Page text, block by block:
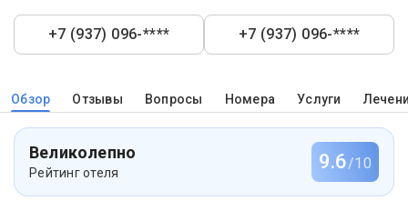
+7 (937) 096-**** +7 (937) 096-****
Обзор Отзывы Вопросы Номера Услуги
Великолепно
Рейтинг отеля 9.6/10